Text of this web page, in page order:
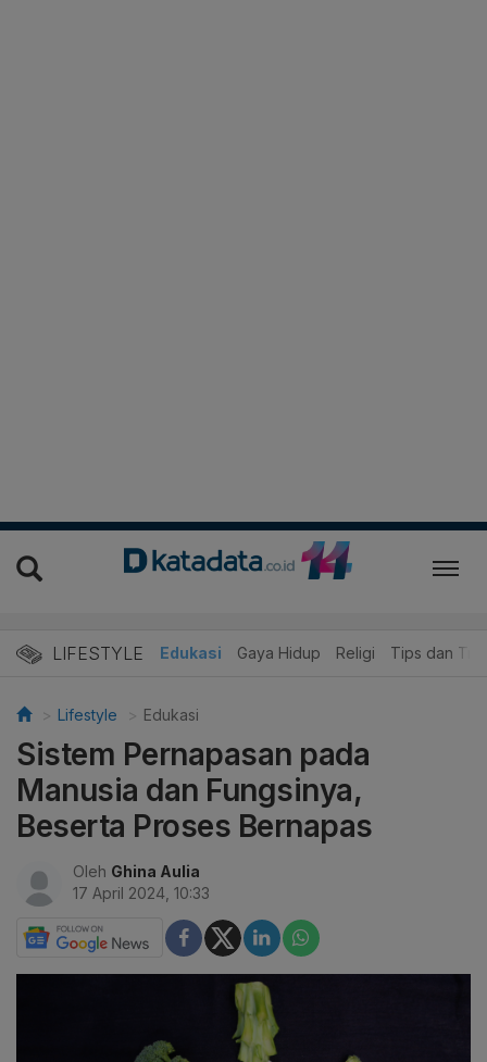
LIFESTYLE
Wisata dan Kuliner Edukasi Gaya Hidup Religi Tips dan Trik
Lifestyle Edukasi
Sistem Pernapasan pada
Manusia dan Fungsinya,
Beserta Proses Bernapas
Oleh Ghina Aulia
17 April 2024, 10:33